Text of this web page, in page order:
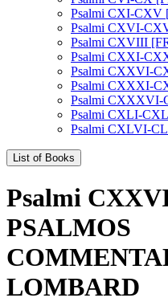
Psalmi CXI-CXV
Psalmi CXVI-
Psalmi CXVIII
Psalmi CXXI-
Psalmi CXXVI-
Psalmi CXXXI-
Psalmi CXXXVI-
Psalmi CXLI-
Psalmi CXLVI-
List of Books
Psalmi
PSALMOS
LOMBARD